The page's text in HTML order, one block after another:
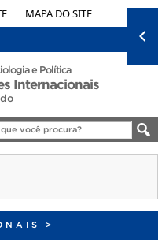
MAPA DO SITE
e Política
Internacionais
>